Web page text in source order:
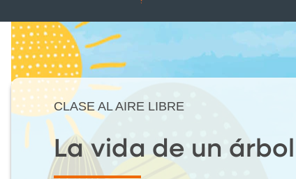
CLASE AL AIRE LIBRE
La vida de un árbol